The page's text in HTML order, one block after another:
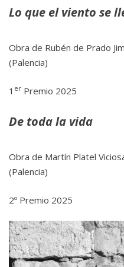
Lo que el viento se
Obra de Rubén de Prado
(Palencia)
1 er Premio 2025
De toda la vida
Obra de Martín Platel
(Palencia)
2º Premio 2025